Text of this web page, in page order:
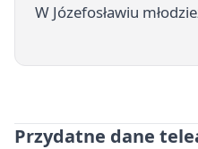
W Józefosławiu
Przydatne dane